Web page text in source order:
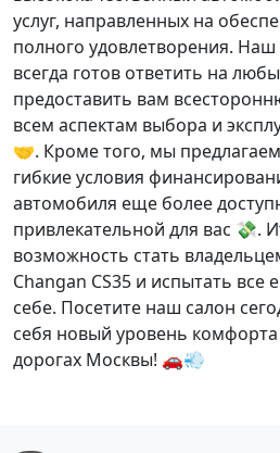
услуг, направленных на
полного удовлетворения.
всегда готов ответить на
предоставить вам
всем аспектам выбора и
🤝. Кроме того, мы предлагаем
гибкие условия
автомобиля еще более
привлекательной для вас 💸.
возможность стать
Changan CS35 и испытать все
себе. Посетите наш салон
себя новый уровень
дорогах Москвы! 🚗💨